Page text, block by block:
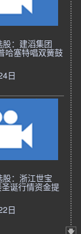
：建滔集团
哈塞特唱双簧鼓
日
：浙江世宝
诞行情资金提
日